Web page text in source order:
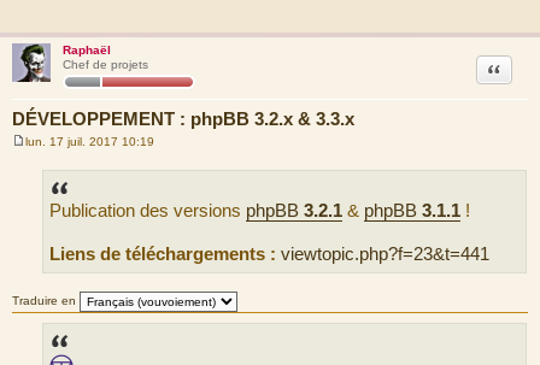
Raphaël
Chef de projets
DÉVELOPPEMENT : phpBB 3.2.x & 3.3.x
Citation
lun. 17 juil. 2017 10:19
Publication des versions phpBB 3.2.1 & phpBB 3.1.1 !
Liens de téléchargements : viewtopic.php?f=23&t=441
Traduire en